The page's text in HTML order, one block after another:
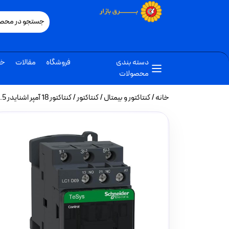
دسته بندی
محصولات
فروشگاه مقالات
خانه/کنتاکتور و بیمتال/کنتاکتور/ کنتاکتور 18 آمپر اشنایدر 7.5کیلووات بوبین 220VAC مدل LC1D18M7